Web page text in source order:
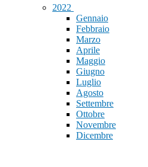
2022
Gennaio
Febbraio
Marzo
Aprile
Maggio
Giugno
Luglio
Agosto
Settembre
Ottobre
Novembre
Dicembre